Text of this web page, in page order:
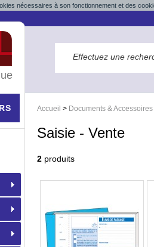
nécessaires à son fonctionnement et des
Accueil > Documents & Accessoires
Saisie - Vente
2 produits